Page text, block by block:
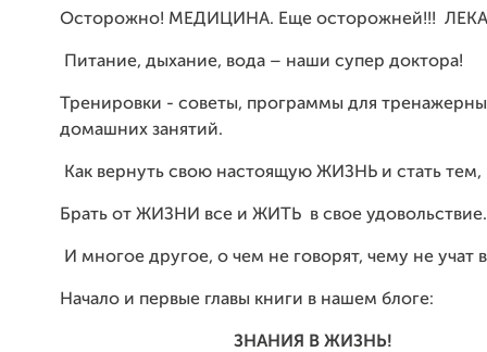
Осторожно! МЕДИЦИНА. Еще осторожней!!!
Питание, дыхание, вода – наши супер доктора!
Тренировки - советы, программы для
домашних занятий.
Как вернуть свою настоящую ЖИЗНЬ и стать тем,
Брать от ЖИЗНИ все и ЖИТЬ в свое удовольствие.
И многое другое, о чем не говорят, чему не учат
Начало и первые главы книги в нашем блоге:
ЗНАНИЯ В ЖИЗНЬ!